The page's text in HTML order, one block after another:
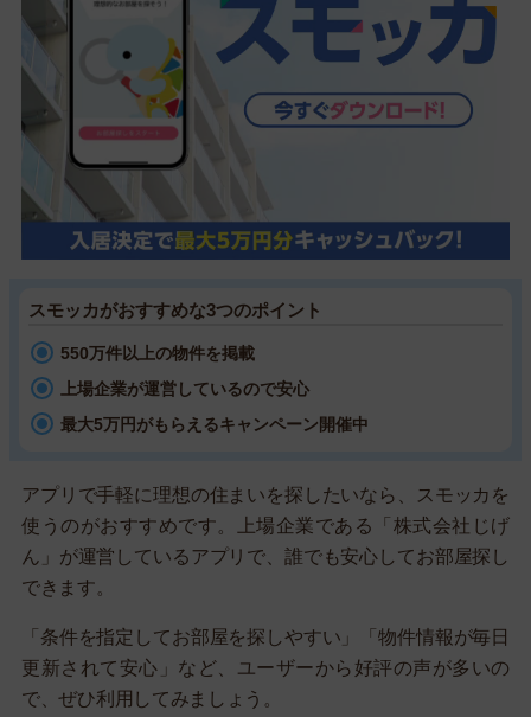
スモッカがおすすめな3つのポイント
550万件以上の物件を掲載
上場企業が運営しているので安心
最大5万円がもらえるキャンペーン開催中
アプリで手軽に理想の住まいを探したいなら、スモッカを
使うのがおすすめです。上場企業である「株式会社じげ
ん」が運営しているアプリで、誰でも安心してお部屋探し
できます。
「条件を指定してお部屋を探しやすい」「物件情報が毎日
更新されて安心」など、ユーザーから好評の声が多いの
で、ぜひ利用してみましょう。